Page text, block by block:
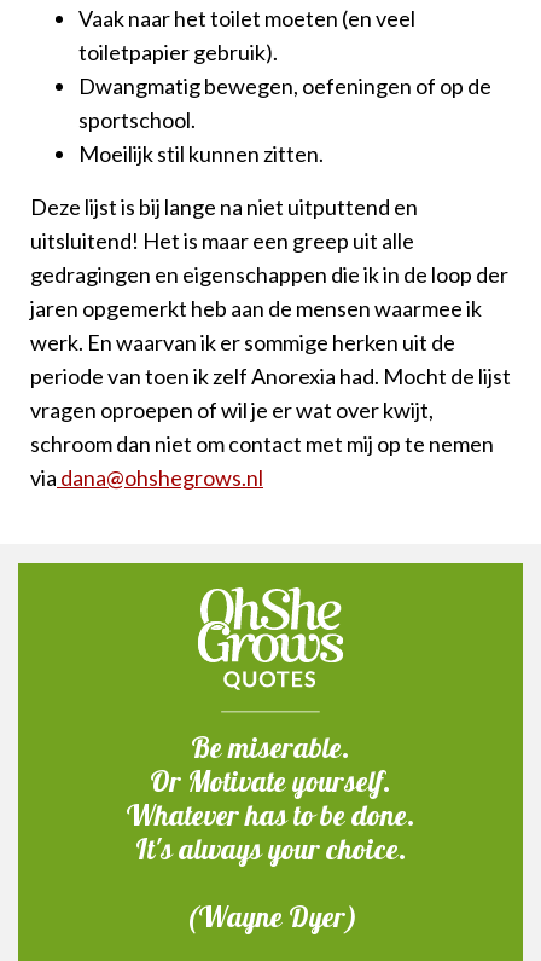
Vaak naar het toilet moeten (en veel
toiletpapier gebruik).
Dwangmatig bewegen, oefeningen of op de
sportschool.
Moeilijk stil kunnen zitten.
Deze lijst is bij lange na niet uitputtend en
uitsluitend! Het is maar een greep uit alle
gedragingen en eigenschappen die ik in de loop der
jaren opgemerkt heb aan de mensen waarmee ik
werk. En waarvan ik er sommige herken uit de
periode van toen ik zelf Anorexia had. Mocht de lijst
vragen oproepen of wil je er wat over kwijt,
schroom dan niet om contact met mij op te nemen
via dana@ohshegrows.nl
Be miserable.
Or Motivate yourself.
Whatever has to be done.
It's always your choice.
(Wayne Dyer)